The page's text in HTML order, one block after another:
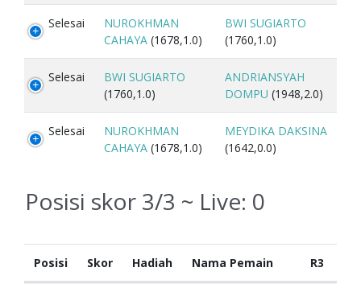
Selesai
NUROKHMAN
CAHAYA (1678,1.0)
BWI SUGIARTO
(1760,1.0)
Selesai
BWI SUGIARTO
(1760,1.0)
ANDRIANSYAH
DOMPU (1948,2.0)
Selesai
NUROKHMAN
CAHAYA (1678,1.0)
MEYDIKA DAKSINA
(1642,0.0)
Posisi skor 3/3 ~ Live: 0
Posisi Skor Hadiah Nama Pemain R3